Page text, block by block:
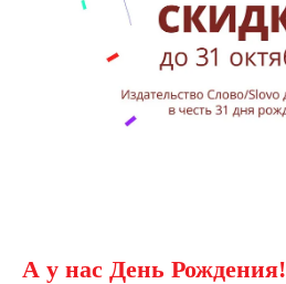
А у нас День Рождения!